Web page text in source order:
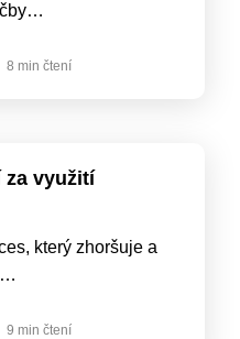
8 min čtení
za využití
který zhoršuje a
9 min čtení